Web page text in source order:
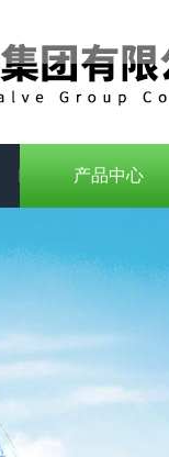
产品中心